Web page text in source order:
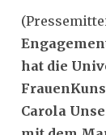
hat die
Carola